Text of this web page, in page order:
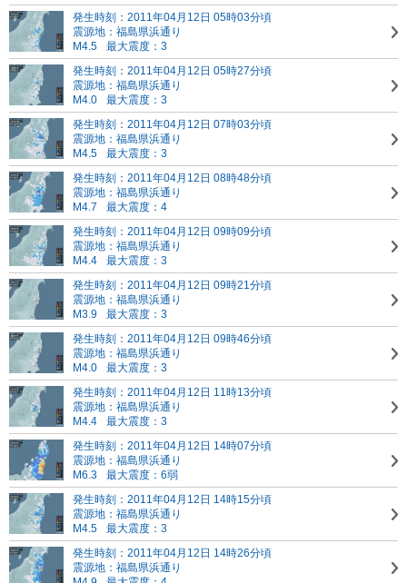
発生時刻：2011年04月12日 05時03分頃
震源地：福島県浜通り
M4.5
最大震度：3
発生時刻：2011年04月12日 05時27分頃
震源地：福島県浜通り
M4.0
最大震度：3
発生時刻：2011年04月12日 07時03分頃
震源地：福島県浜通り
M4.5
最大震度：3
発生時刻：2011年04月12日 08時48分頃
震源地：福島県浜通り
M4.7
最大震度：4
発生時刻：2011年04月12日 09時09分頃
震源地：福島県浜通り
M4.4
最大震度：3
発生時刻：2011年04月12日 09時21分頃
震源地：福島県浜通り
M3.9
最大震度：3
発生時刻：2011年04月12日 09時46分頃
震源地：福島県浜通り
M4.0
最大震度：3
発生時刻：2011年04月12日 11時13分頃
震源地：福島県浜通り
M4.4
最大震度：3
発生時刻：2011年04月12日 14時07分頃
震源地：福島県浜通り
M6.3
最大震度：6弱
発生時刻：2011年04月12日 14時15分頃
震源地：福島県浜通り
M4.5
最大震度：3
発生時刻：2011年04月12日 14時26分頃
震源地：福島県浜通り